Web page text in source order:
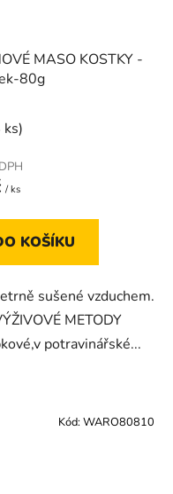
MASO KOSTKY -
80g
ks)
/ ks
KOŠÍKU
sušené vzduchem.
METODY
potravinářské...
Kód: WARO80810